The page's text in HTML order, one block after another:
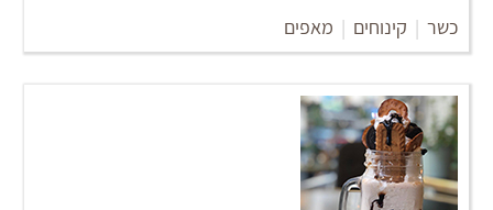
כשר | קינוחים | מאפים